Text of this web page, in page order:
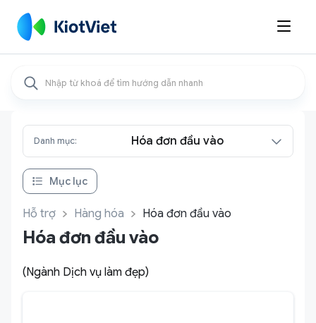

Danh mục: Hóa đơn đầu vào
Mục lục
Hỗ trợ Hàng hóa Hóa đơn đầu vào
Hóa đơn đầu vào
(Ngành Dịch vụ làm đẹp)